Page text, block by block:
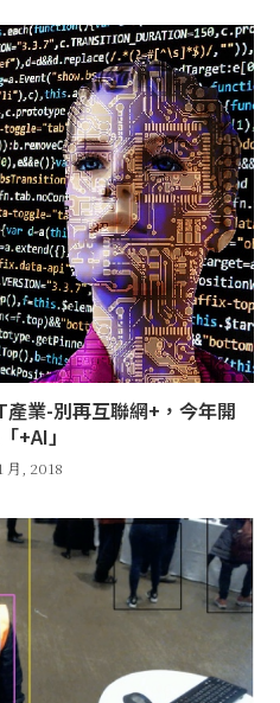
業-別再互聯網+，今年開
+AI」
月, 2018